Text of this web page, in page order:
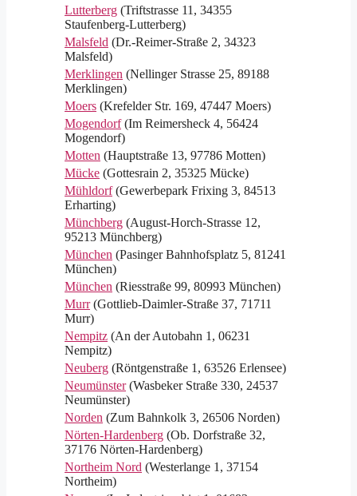
Lutterberg (Triftstrasse 11, 34355
Staufenberg-Lutterberg)
Malsfeld (Dr.-Reimer-Straße 2, 34323
Malsfeld)
Merklingen (Nellinger Strasse 25, 89188
Merklingen)
Moers (Krefelder Str. 169, 47447 Moers)
Mogendorf(Im Reimersheck 4, 56424
Mogendorf)
Motten (Hauptstraße 13, 97786 Motten)
Mücke (Gottesrain 2, 35325 Mücke)
Mühldorf(Gewerbepark Frixing 3, 84513
Erharting)
Münchberg (August-Horch-Strasse 12,
95213 Münchberg)
München (Pasinger Bahnhofsplatz 5, 81241
München)
München (Riesstraße 99, 80993 München)
Murr(Gottlieb-Daimler-Straße 37, 71711
Murr)
Nempitz (An der Autobahn 1, 06231
Nempitz)
Neuberg (Röntgenstraße 1, 63526 Erlensee)
Neumünster(Wasbeker Straße 330, 24537
Neumünster)
Norden (Zum Bahnkolk 3, 26506 Norden)
Nörten-Hardenberg (Ob. Dorfstraße 32,
37176 Nörten-Hardenberg)
Northeim Nord (Westerlange 1, 37154
Northeim)